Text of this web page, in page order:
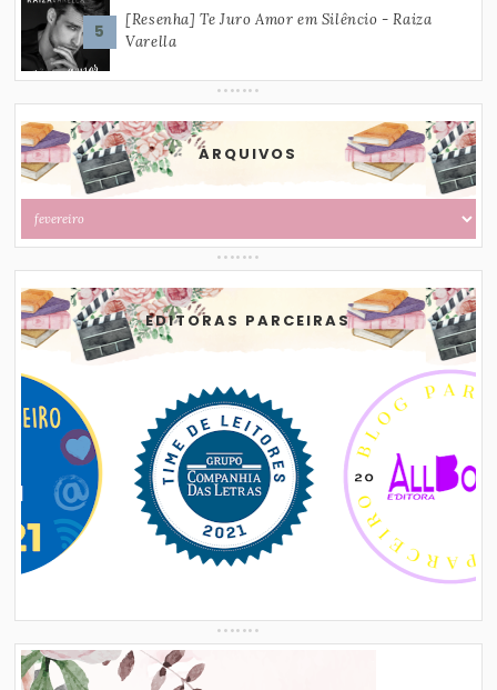
[Resenha] Te Juro Amor em Silêncio - Raiza
Varella
ARQUIVOS
EDITORAS PARCEIRAS